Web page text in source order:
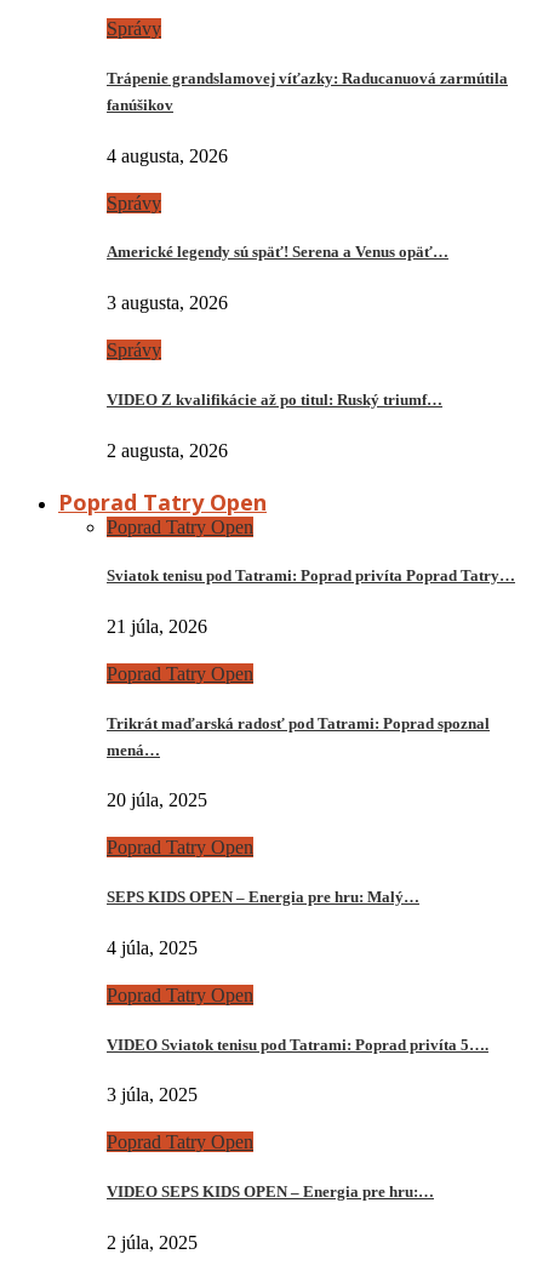
Správy
Trápenie grandslamovej víťazky: Raducanuová zarmútila
fanúšikov
4 augusta, 2026
Správy
Americké legendy sú späť! Serena a Venus opäť…
3 augusta, 2026
Správy
VIDEO Z kvalifikácie až po titul: Ruský triumf…
2 augusta, 2026
Poprad Tatry Open
Poprad Tatry Open
Sviatok tenisu pod Tatrami: Poprad privíta Poprad Tatry…
21 júla, 2026
Poprad Tatry Open
Trikrát maďarská radosť pod Tatrami: Poprad spoznal
mená…
20 júla, 2025
Poprad Tatry Open
SEPS KIDS OPEN – Energia pre hru: Malý…
4 júla, 2025
Poprad Tatry Open
VIDEO Sviatok tenisu pod Tatrami: Poprad privíta 5….
3 júla, 2025
Poprad Tatry Open
VIDEO SEPS KIDS OPEN – Energia pre hru:…
2 júla, 2025